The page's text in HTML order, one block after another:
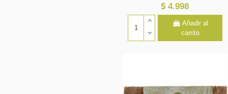
$ 4.998
Añadir al
carrito